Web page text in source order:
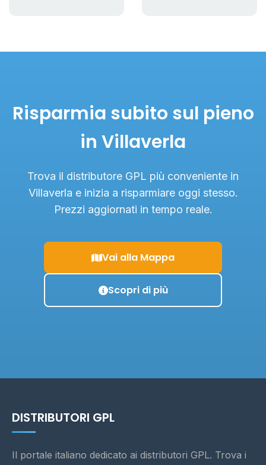
Risparmia subito sul pieno
in Villaverla
Trova il distributore GPL più conveniente in
Villaverla e inizia a risparmiare oggi stesso.
Prezzi aggiornati in tempo reale.
Vai alla Mappa
Scopri di più
DISTRIBUTORI GPL
Il portale italiano dedicato ai distributori GPL. Trova i